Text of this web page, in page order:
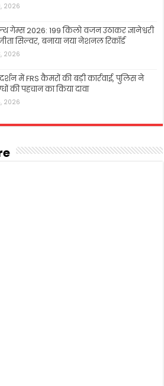
2026
गेम्स 2026: 199 किलो वजन उठाकर ज्ञानेश्वरी
सिल्वर, बनाया नया नेशनल रिकॉर्ड
2026
में FRS कैमरों की बड़ी कार्रवाई, पुलिस ने
की पहचान का किया दावा
2026